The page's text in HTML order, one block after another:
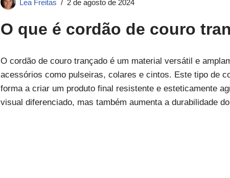
Lea Freitas 2 de agosto de 2024
O que é cordão de couro
O cordão de couro trançado é um material versátil e
acessórios como pulseiras, colares e cintos. Este tipo de
forma a criar um produto final resistente e esteticamente
visual diferenciado, mas também aumenta a durabilidade